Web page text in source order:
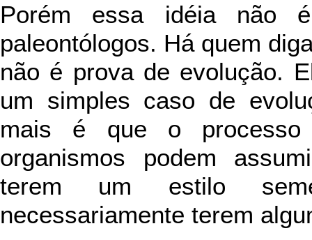
Porém essa idéia não
paleontólogos. Há quem
não é prova de evolução.
um simples caso de
mais é que o
organismos podem
terem um estilo
necessariamente terem